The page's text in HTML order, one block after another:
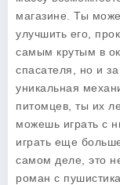
магазине. Ты
улучшить его,
самым крутым в
спасателя, но и
уникальная
питомцев, ты их
можешь играть с
играть еще
самом деле, это
роман с